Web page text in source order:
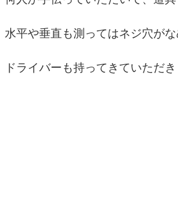
水平や垂直も測ってはネジ穴が
ドライバーも持ってきていただき